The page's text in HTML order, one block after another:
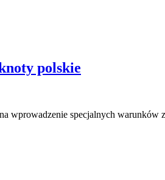
polskie
wprowadzenie specjalnych